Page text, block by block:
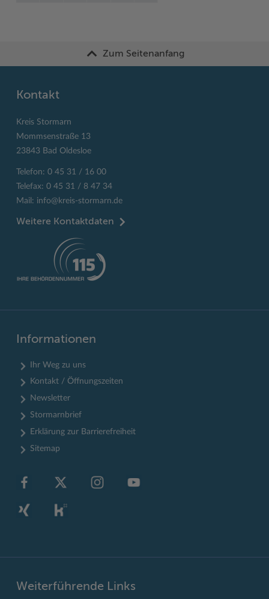
Zum Seitenanfang
Kontakt
Kreis Stormarn
Mommsenstraße 13
23843 Bad Oldesloe
Telefon: 0 45 31 / 16 00
Telefax: 0 45 31 / 8 47 34
Mail: info@kreis-stormarn.de
Weitere Kontaktdaten
Informationen
Ihr Weg zu uns
Kontakt / Öffnungszeiten
Newsletter
Stormarnbrief
Erklärung zur Barrierefreiheit
Sitemap
Weiterführende Links